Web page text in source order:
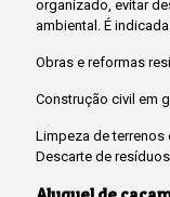
organizado, evitar
ambiental. É
Obras e reformas
Construção civil em
Limpeza de terrenos
Descarte de